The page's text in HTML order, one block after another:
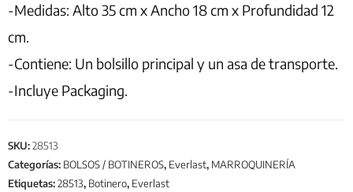
-Medidas: Alto 35 cm x Ancho 18 cm x Profundidad 12
cm.
-Contiene: Un bolsillo principal y un asa de transporte.
-Incluye Packaging.
SKU:28513
Categorías: BOLSOS / BOTINEROS, Everlast, MARROQUINERÍA
Etiquetas:28513, Botinero, Everlast